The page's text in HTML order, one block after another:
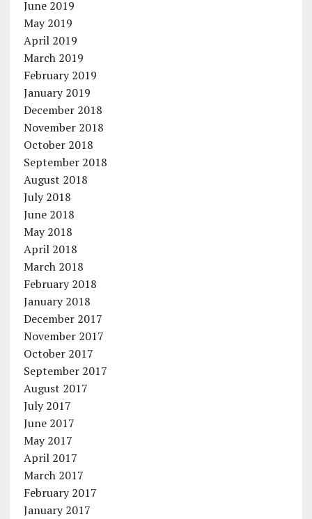
June 2019
May 2019
April 2019
March 2019
February 2019
January 2019
December 2018
November 2018
October 2018
September 2018
August 2018
July 2018
June 2018
May 2018
April 2018
March 2018
February 2018
January 2018
December 2017
November 2017
October 2017
September 2017
August 2017
July 2017
June 2017
May 2017
April 2017
March 2017
February 2017
January 2017